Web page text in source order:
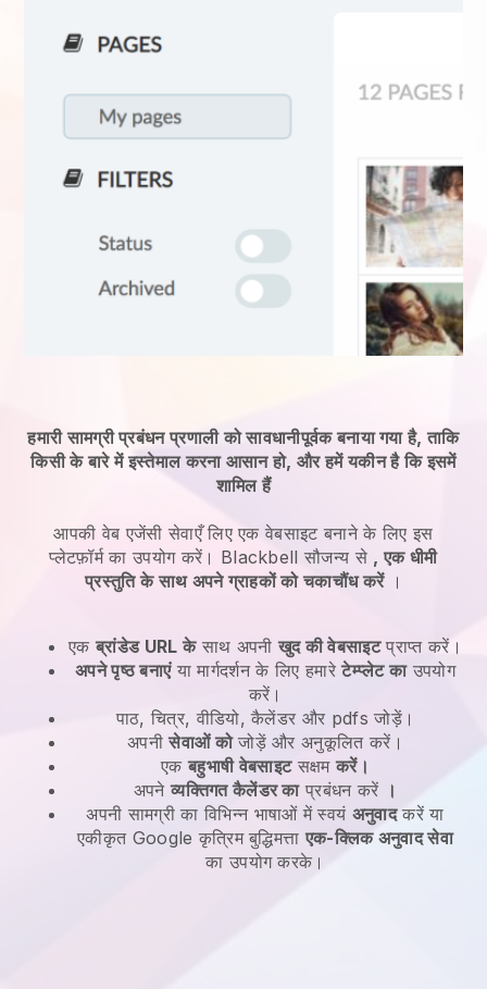
हमारी सामग्री प्रबंधन प्रणाली को सावधानीपूर्वक बनाया गया है, ताकि
किसी के बारे में इस्तेमाल करना आसान हो, और हमें यकीन है कि इसमें
शामिल हैं
आपकी वेब एजेंसी सेवाएँलिए एक वेबसाइट बनाने के लिए इस
प्लेटफ़ॉर्म का उपयोग करें। Blackbell सौजन्य से , एक धीमी
प्रस्तुति के साथ अपने ग्राहकों को चकाचौंध करें।
एकब्रांडेड URL केसाथ अपनीखुद की वेबसाइटप्राप्त करें।
अपने पृष्ठ बनाएंया मार्गदर्शन के लिए हमारेटेम्प्लेट काउपयोग
करें।
पाठ, चित्र, वीडियो, कैलेंडर और pdfs जोड़ें।
अपनीसेवाओं कोजोड़ें और अनुकूलित करें।
एकबहुभाषी वेबसाइटसक्षमकरें।
अपनेव्यक्तिगत कैलेंडर काप्रबंधन करें ।
अपनी सामग्री का विभिन्न भाषाओं में स्वयं अनुवादकरें या
एकीकृत Google कृत्रिम बुद्धिमत्ताएक-क्लिक अनुवाद सेवा
का उपयोग करके।